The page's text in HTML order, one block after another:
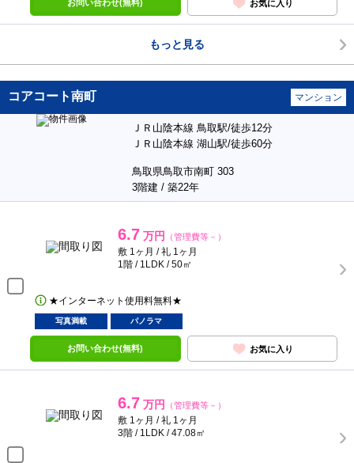
お問い合わせ(無料) お気に入り
もっと見る
コアコート南町 マンション
ＪＲ山陰本線 鳥取駅/徒歩12分
ＪＲ山陰本線 湖山駅/徒歩60分
鳥取県鳥取市南町 303
3階建 / 築22年
6.7 万円 （管理費等－）
敷 1ヶ月 / 礼 1ヶ月
1階 / 1LDK / 50㎡
★インターネット使用料無料★
写真満載 パノラマ
お問い合わせ(無料) お気に入り
6.7 万円 （管理費等－）
敷 1ヶ月 / 礼 1ヶ月
3階 / 1LDK / 47.08㎡